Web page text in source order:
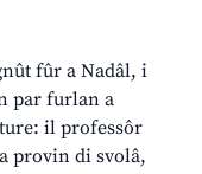
fûr a Nadâl, i
par furlan a
il professôr
provin di svolâ,